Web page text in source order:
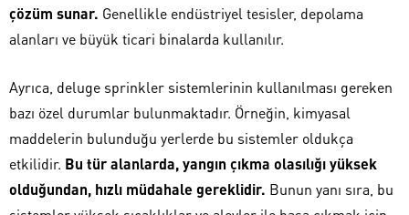
çözüm sunar. Genellikle endüstriyel tesisler, depolama
alanları ve büyük ticari binalarda kullanılır.
Ayrıca, deluge sprinkler sistemlerinin kullanılması gereken
bazı özel durumlar bulunmaktadır. Örneğin, kimyasal
maddelerin bulunduğu yerlerde bu sistemler oldukça
etkilidir. Bu tür alanlarda, yangın çıkma olasılığı yüksek
olduğundan, hızlı müdahale gereklidir. Bunun yanı sıra, bu